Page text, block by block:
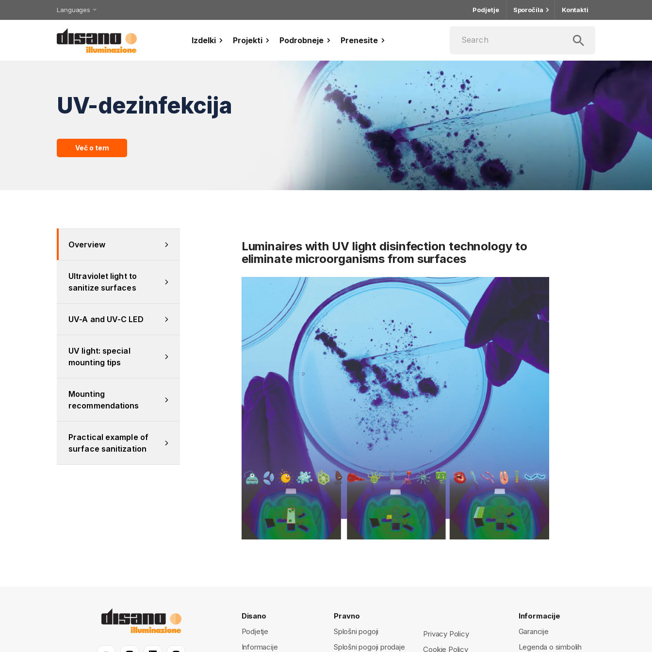
Languages Podjetje Sporočila Kontakti
Izdelki Projekti Podrobneje Prenesite
UV-dezinfekcija
Več o tem
Overview
Ultraviolet light to
sanitize surfaces
UV-A and UV-C LED
UV light: special
mounting tips
Mounting
recommendations
Practical example of
surface sanitization
Luminaires with UV light disinfection technologyto
eliminate microorganisms from surfaces
Disano
Podjetje
Informacije
Pravno
Splošni pogoji
Splošni pogoji prodaje
Privacy Policy
Cookie Policy
Informacije
Garancije
Legenda o simbolih